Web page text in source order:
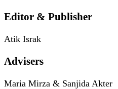
Editor & Publisher
Atik Israk
Advisers
Maria Mirza & Sanjida Akter